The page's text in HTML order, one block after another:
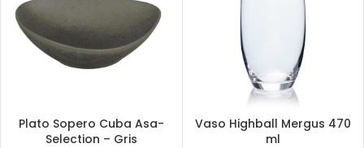
Plato Sopero Cuba Asa-
Selection – Gris
Vaso Highball Mergus 470
ml